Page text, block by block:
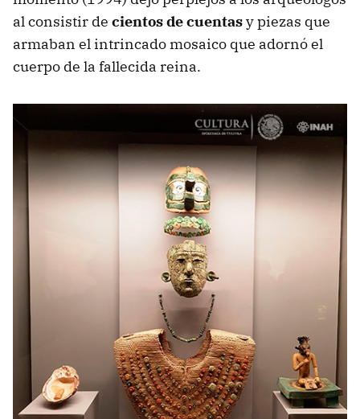
al consistir de cientos de cuentasy piezas que
armaban el intrincado mosaico que adornó el
cuerpo de la fallecida reina.